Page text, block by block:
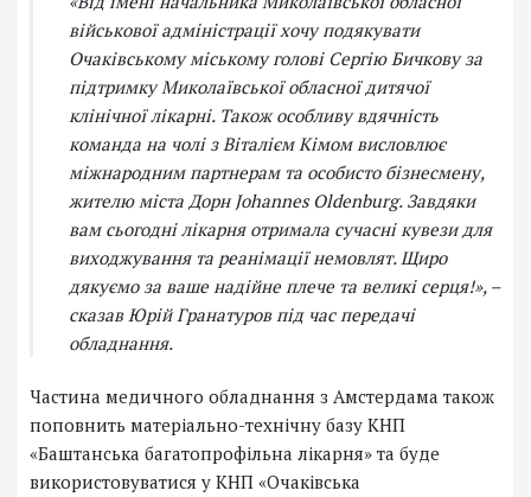
військової адміністрації хочу подякувати
Очаківському міському голові Сергію Бичкову за
підтримку Миколаївської обласної дитячої
клінічної лікарні. Також особливу вдячність
команда на чолі з Віталієм Кімом висловлює
міжнародним партнерам та особисто бізнесмену,
жителю міста Дорн Johannes Oldenburg. Завдяки
вам сьогодні лікарня отримала сучасні кувези для
виходжування та реанімації немовлят. Щиро
дякуємо за ваше надійне плече та великі серця!», –
сказав Юрій Гранатуров під час передачі
обладнання.
Частина медичного обладнання з Амстердама також
поповнить матеріально-технічну базу КНП
«Баштанська багатопрофільна лікарня» та буде
використовуватися у КНП «Очаківська